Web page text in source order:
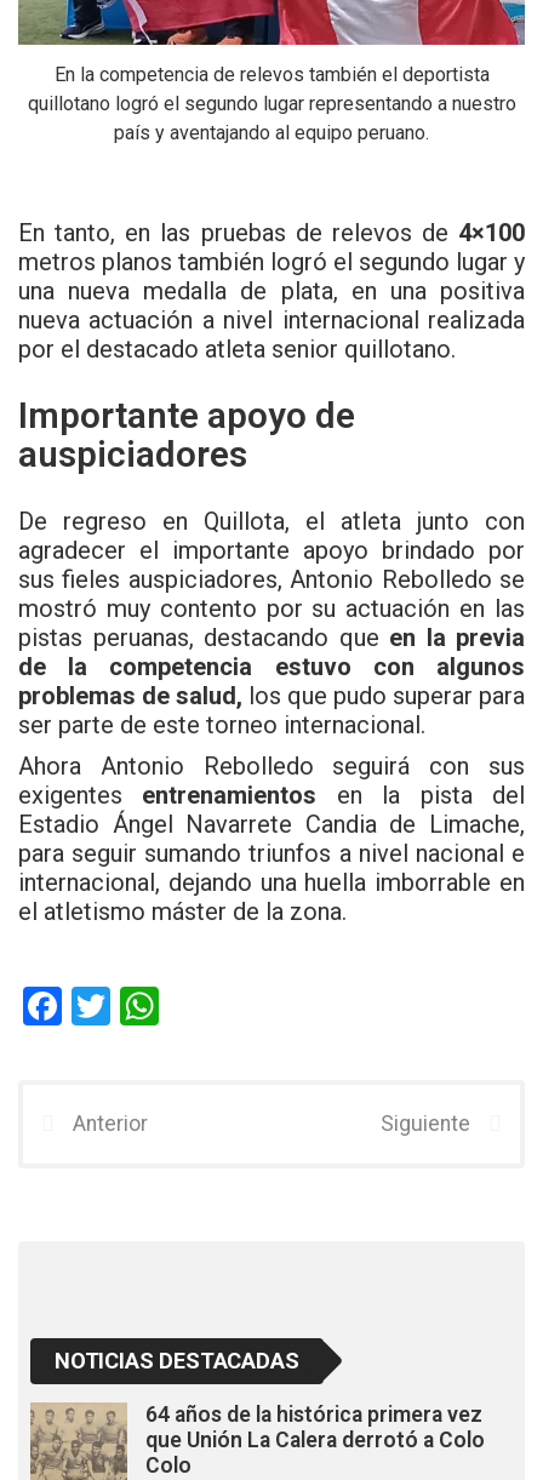
En la competencia de relevos también el deportista
quillotano logró el segundo lugar representando a nuestro
país y aventajando al equipo peruano.
En tanto, en las pruebas de relevos de 4×100
metros planos también logró el segundo lugar y
una nueva medalla de plata, en una positiva
nueva actuación a nivel internacional realizada
por el destacado atleta senior quillotano.
Importante apoyo de
auspiciadores
De regreso en Quillota, el atleta junto con
agradecer el importante apoyo brindado por
sus fieles auspiciadores, Antonio Rebolledo se
mostró muy contento por su actuación en las
pistas peruanas, destacando que en la previa
de la competencia estuvo con algunos
problemas de salud, los que pudo superar para
ser parte de este torneo internacional.
Ahora Antonio Rebolledo seguirá con sus
exigentes entrenamientos en la pista del
Estadio Ángel Navarrete Candia de Limache,
para seguir sumando triunfos a nivel nacional e
internacional, dejando una huella imborrable en
el atletismo máster de la zona.
F
b
T
er
Anterior Siguiente
NOTICIAS DESTACADAS
64 años de la histórica primera vez
que Unión La Calera derrotó a Colo
Colo